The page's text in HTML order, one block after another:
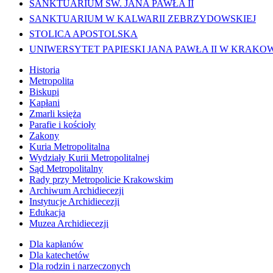
SANKTUARIUM ŚW. JANA PAWŁA II
SANKTUARIUM W KALWARII ZEBRZYDOWSKIEJ
STOLICA APOSTOLSKA
UNIWERSYTET PAPIESKI JANA PAWŁA II W
Historia
Metropolita
Biskupi
Kapłani
Zmarli księża
Parafie i kościoły
Zakony
Kuria Metropolitalna
Wydziały Kurii Metropolitalnej
Sąd Metropolitalny
Rady przy Metropolicie Krakowskim
Archiwum Archidiecezji
Instytucje Archidiecezji
Edukacja
Muzea Archidiecezji
Dla kapłanów
Dla katechetów
Dla rodzin i narzeczonych